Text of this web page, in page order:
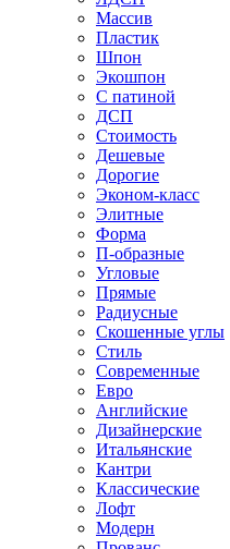
Массив
Пластик
Шпон
Экошпон
С патиной
ДСП
Стоимость
Дешевые
Дорогие
Эконом-класс
Элитные
Форма
П-образные
Угловые
Прямые
Радиусные
Скошенные углы
Стиль
Современные
Евро
Английские
Дизайнерские
Итальянские
Кантри
Классические
Лофт
Модерн